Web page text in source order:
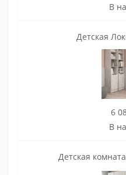
В
Детская
6
В
Детская